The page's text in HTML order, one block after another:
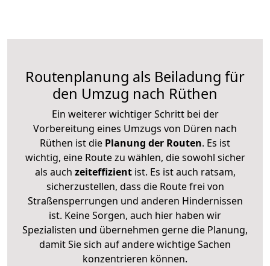
Routenplanung als Beiladung für
den Umzug nach Rüthen
Ein weiterer wichtiger Schritt bei der
Vorbereitung eines Umzugs von Düren nach
Rüthen ist die Planung der Routen. Es ist
wichtig, eine Route zu wählen, die sowohl sicher
als auch zeiteffizientist. Es ist auch ratsam,
sicherzustellen, dass die Route frei von
Straßensperrungen und anderen Hindernissen
ist. Keine Sorgen, auch hier haben wir
Spezialisten und übernehmen gerne die Planung,
damit Sie sich auf andere wichtige Sachen
konzentrieren können.